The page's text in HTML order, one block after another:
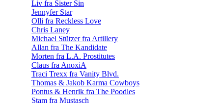
Liv fra Sister Sin
Jennyfer Star
Olli fra Reckless Love
Chris Laney
Michael Stützer fra Artillery
Allan fra The Kandidate
Morten fra L.A. Prostitutes
Claus fra AnoxiA
Traci Trexx fra Vanity Blvd.
Thomas & Jakob Karma Cowboys
Pontus & Henrik fra The Poodles
Stam fra Mustasch